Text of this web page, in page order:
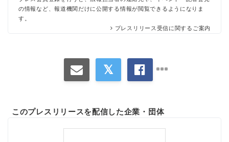
の情報など、報道機関だけに公開する情報が閲覧できるようになりま
す。
プレスリリース受信に関するご案内
このプレスリリースを配信した企業・団体